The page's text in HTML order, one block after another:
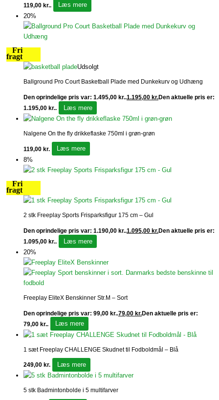
119,00 kr..
Læs mere
20%
Fri
fragt
Udsolgt
Ballground Pro Court Basketball Plade med Dunkekurv og Udhæng
Den oprindelige pris var: 1.495,00 kr..1.195,00 kr.Den aktuelle pris er:
1.195,00 kr..
Læs mere
Nalgene On the fly drikkeflaske 750ml i grøn-grøn
119,00 kr.
Læs mere
8%
Fri
fragt
2 stk Freeplay Sports Frisparksfigur 175 cm – Gul
Den oprindelige pris var: 1.190,00 kr..1.095,00 kr.Den aktuelle pris er:
1.095,00 kr..
Læs mere
20%
Freeplay EliteX Benskinner Str.M – Sort
Den oprindelige pris var: 99,00 kr..79,00 kr.Den aktuelle pris er:
79,00 kr..
Læs mere
1 sæt Freeplay CHALLENGE Skudnet til Fodboldmål – Blå
249,00 kr. Læs mere
5 stk Badmintonbolde i 5 multifarver